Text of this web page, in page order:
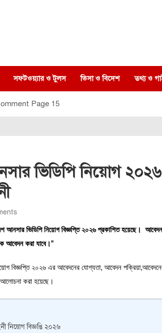
সফটওয়্যার ও টুলস ভিসা ও বিদেশ তথ্য ও
Page 15
ভিডিপি নিয়োগ
আনসার ভিডিপি নিয়োগ বিজ্ঞপ্তি ২০২৬ প্রকাশিত হয়েছে।
আবেদন করা যাবে।”
বিজ্ঞপ্তি ২০২৬ এর আবেদনের যোগ্যতা, আবেদন
করা হয়েছে।
নিয়োগ বিজ্ঞপ্তি ২০২৬